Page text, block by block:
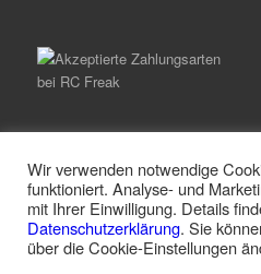
© Copyright -RC Freak- Enfold Theme
Alle Preise inkl. der
Wir verwenden notwendige
funktioniert. Analyse- und
mit Ihrer Einwilligung. Details
Datenschutzerklärung. Sie
über die Cookie-Einstellungen